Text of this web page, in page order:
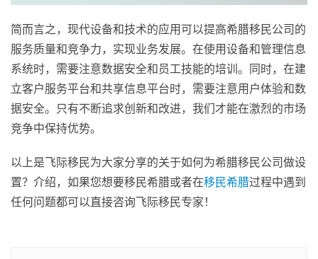
简而言之，现代设备和技术的应用可以提高希腊移民公司的
服务质量和竞争力，实现业务发展。在使用设备和管理信息
系统时，需要注意数据安全和员工技能的培训。同时，在建
立客户服务平台和共享信息平台时，需要注意用户体验和数
据安全。只有不断追求创新和改进，我们才能在激烈的市场
竞争中保持优势。
以上是飞际移民为大家分享的关于如何为希腊移民公司做设
置？介绍，如果您想要移民希腊或者在移民希腊过程中遇到
任何问题都可以直接咨询飞际移民专家！